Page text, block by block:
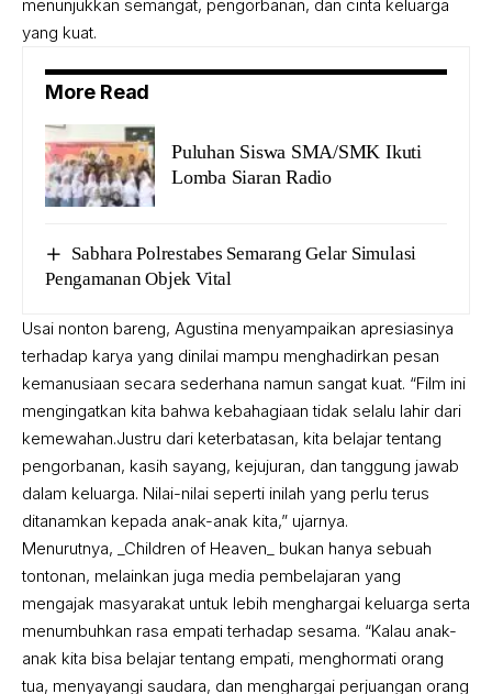
menunjukkan semangat, pengorbanan, dan cinta keluarga
yang kuat.
More Read
Puluhan Siswa SMA/SMK Ikuti
Lomba Siaran Radio
Sabhara Polrestabes Semarang Gelar Simulasi
Pengamanan Objek Vital
Usai nonton bareng, Agustina menyampaikan apresiasinya
terhadap karya yang dinilai mampu menghadirkan pesan
kemanusiaan secara sederhana namun sangat kuat. “Film ini
mengingatkan kita bahwa kebahagiaan tidak selalu lahir dari
kemewahan.Justru dari keterbatasan, kita belajar tentang
pengorbanan, kasih sayang, kejujuran, dan tanggung jawab
dalam keluarga. Nilai-nilai seperti inilah yang perlu terus
ditanamkan kepada anak-anak kita,” ujarnya.
Menurutnya, _Children of Heaven_ bukan hanya sebuah
tontonan, melainkan juga media pembelajaran yang
mengajak masyarakat untuk lebih menghargai keluarga serta
menumbuhkan rasa empati terhadap sesama. “Kalau anak-
anak kita bisa belajar tentang empati, menghormati orang
tua, menyayangi saudara, dan menghargai perjuangan orang